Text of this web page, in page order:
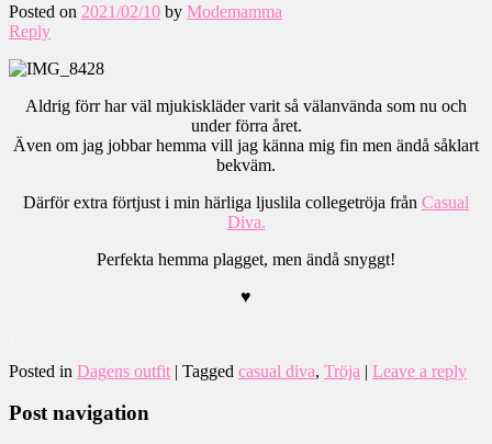
Posted on 2021/02/10 by Modemamma
Reply
Aldrig förr har väl mjukiskläder varit så välanvända som nu och
under förra året.
Även om jag jobbar hemma vill jag känna mig fin men ändå såklart
bekväm.
Därför extra förtjust i min härliga ljuslila collegetröja från Casual
Diva.
Perfekta hemma plagget, men ändå snyggt!
♥
Posted in Dagens outfit | Tagged casual diva, Tröja | Leave a reply
Post navigation